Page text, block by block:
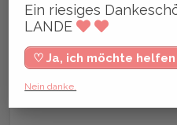
Ein riesiges
LANDE
♡ Ja, ich möchte helfen
Nein danke.